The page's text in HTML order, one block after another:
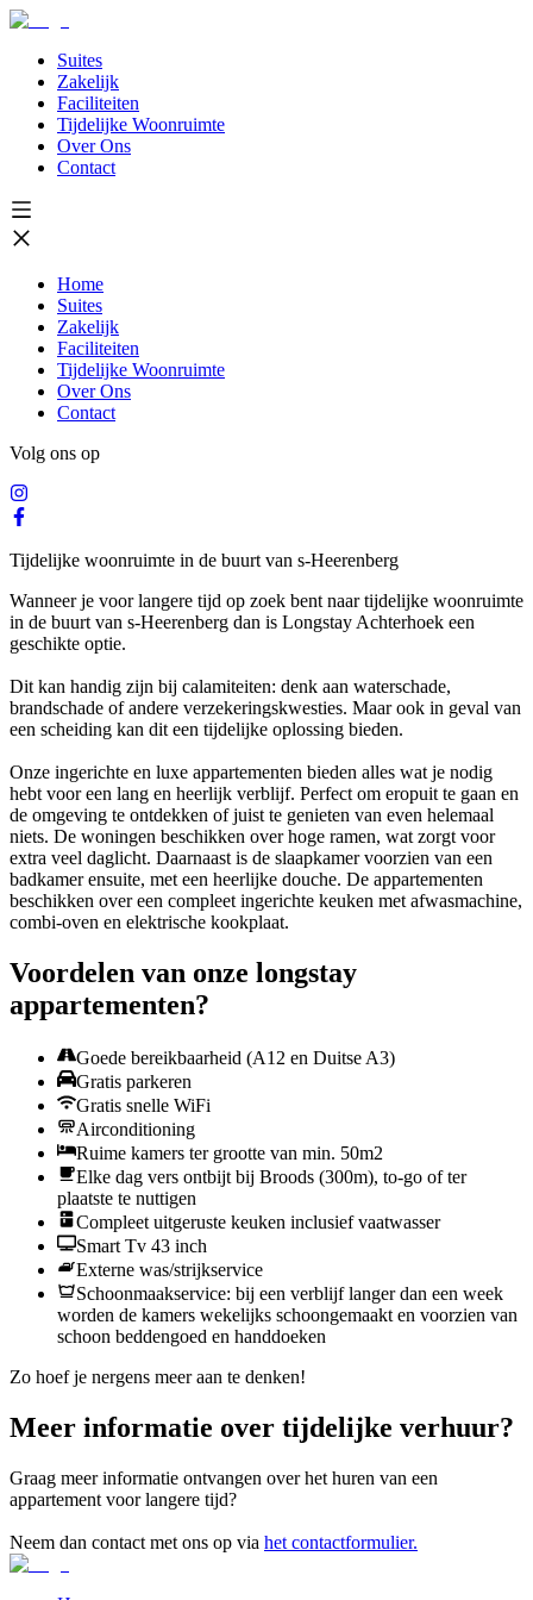
Suites
Zakelijk
Faciliteiten
Tijdelijke Woonruimte
Over Ons
Contact
Home
Suites
Zakelijk
Faciliteiten
Tijdelijke Woonruimte
Over Ons
Contact
Volg ons op
Tijdelijke woonruimte in de buurt van s-Heerenberg
Wanneer je voor langere tijd op zoek bent naar tijdelijke woonruimte
in de buurt van s-Heerenberg dan is Longstay Achterhoek een
geschikte optie.
Dit kan handig zijn bij calamiteiten: denk aan waterschade,
brandschade of andere verzekeringskwesties. Maar ook in geval van
een scheiding kan dit een tijdelijke oplossing bieden.
Onze ingerichte en luxe appartementen bieden alles wat je nodig
hebt voor een lang en heerlijk verblijf. Perfect om eropuit te gaan en
de omgeving te ontdekken of juist te genieten van even helemaal
niets. De woningen beschikken over hoge ramen, wat zorgt voor
extra veel daglicht. Daarnaast is de slaapkamer voorzien van een
badkamer ensuite, met een heerlijke douche. De appartementen
beschikken over een compleet ingerichte keuken met afwasmachine,
combi-oven en elektrische kookplaat.
Voordelen van onze longstay
appartementen?
Goede bereikbaarheid (A12 en Duitse A3)
Gratis parkeren
Gratis snelle WiFi
Airconditioning
Ruime kamers ter grootte van min. 50m2
Elke dag vers ontbijt bij Broods (300m), to-go of ter
plaatste te nuttigen
Compleet uitgeruste keuken inclusief vaatwasser
Smart Tv 43 inch
Externe was/strijkservice
Schoonmaakservice: bij een verblijf langer dan een week
worden de kamers wekelijks schoongemaakt en voorzien van
schoon beddengoed en handdoeken
Zo hoef je nergens meer aan te denken!
Meer informatie over tijdelijke verhuur?
Graag meer informatie ontvangen over het huren van een
appartement voor langere tijd?
Neem dan contact met ons op via het contactformulier.